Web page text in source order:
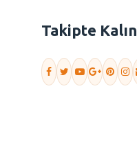
Takipte Kalın